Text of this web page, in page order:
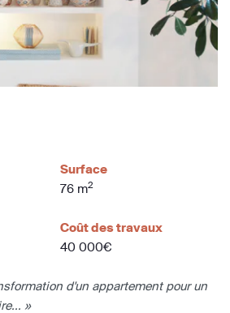
Surface
76 m2
Coût des travaux
40 000€
d'un appartement pour un
»